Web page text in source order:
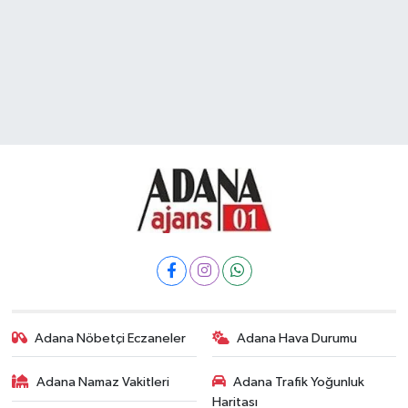
Adana Nöbetçi Eczaneler Adana Hava Durumu
Adana Namaz Vakitleri
Adana Trafik Yoğunluk
Haritası